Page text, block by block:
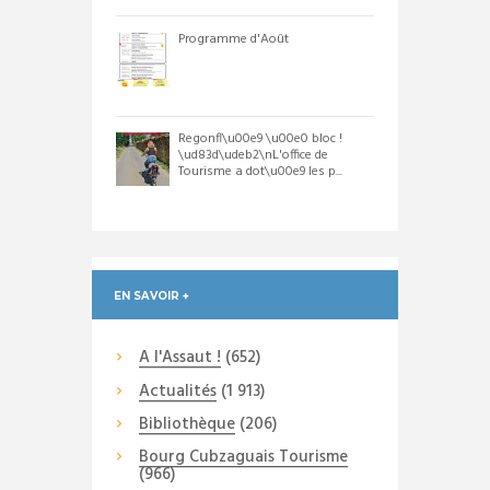
Programme d'Août
Regonfl\u00e9 \u00e0 bloc !
\ud83d\udeb2\nL'office de
Tourisme a dot\u00e9 les p...
EN SAVOIR +
A l'Assaut ! (652)
Actualités(1 913)
Bibliothèque(206)
Bourg Cubzaguais Tourisme
(966)